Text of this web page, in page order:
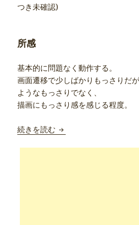
つき未確認)
所感
基本的に問題なく動作する。
画面遷移で少しばかりもっさりだ
ようなもっさりでなく、
描画にもっさり感を感じる程度。
続きを読む Onda V975mにv1.0.9